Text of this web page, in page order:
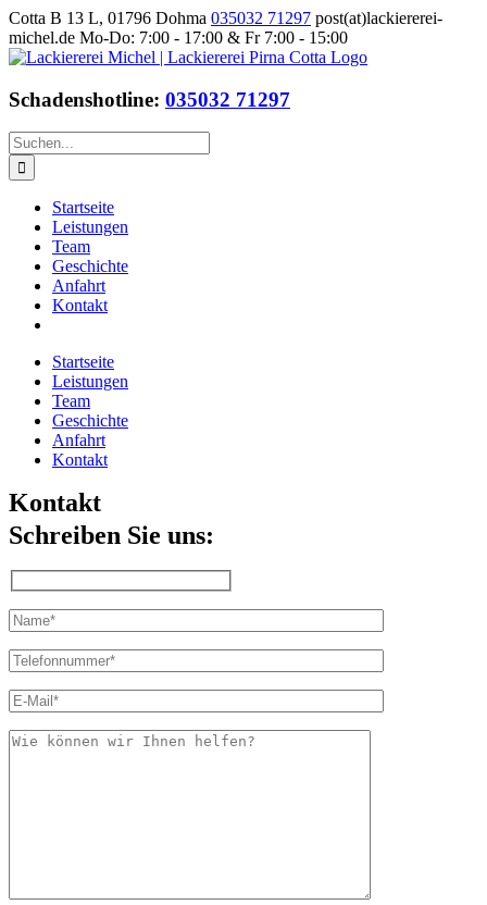
Zum
Inhalt
springen
Cotta B 13 L, 01796 Dohma 035032 71297 post(at)lackiererei-
michel.de Mo-Do: 7:00 - 17:00 & Fr 7:00 - 15:00
Facebook
Instagram
Schadenshotline: 035032 71297
Suche
nach:
Startseite
Leistungen
Team
Geschichte
Anfahrt
Kontakt
Startseite
Leistungen
Team
Geschichte
Anfahrt
Kontakt
Kontakt
Schreiben Sie uns:
Bitte lasse dieses Feld leer.
Bitte lasse dieses Feld leer.